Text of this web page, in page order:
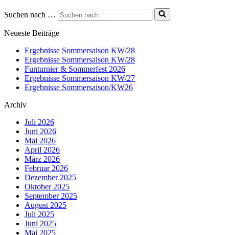
Suchen nach …
Neueste Beiträge
Ergebnisse Sommersaison KW/28
Ergebnisse Sommersaison KW/28
Funturnier & Sommerfest 2026
Ergebnisse Sommersaison KW/27
Ergebnisse Sommersaison/KW26
Archiv
Juli 2026
Juni 2026
Mai 2026
April 2026
März 2026
Februar 2026
Dezember 2025
Oktober 2025
September 2025
August 2025
Juli 2025
Juni 2025
Mai 2025